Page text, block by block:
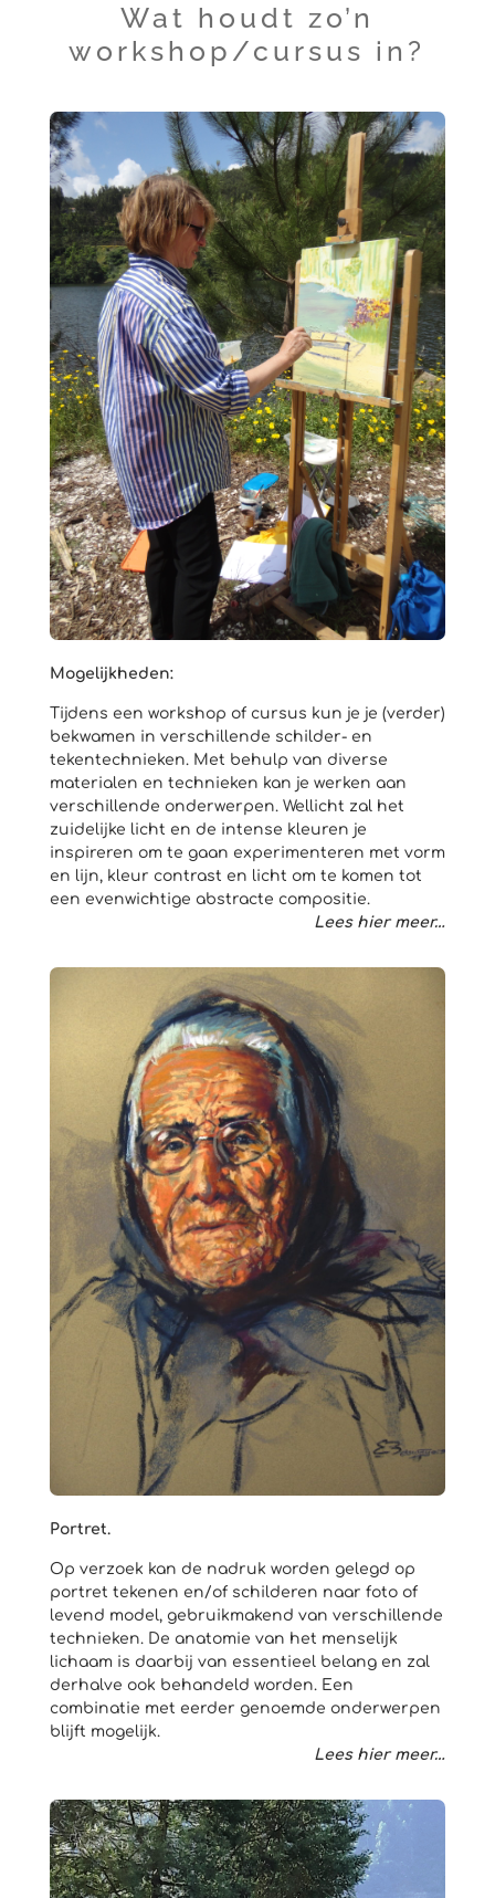
Wat houdt zo’n
workshop/cursus in?
Mogelijkheden:
Tijdens een workshop of cursus kun je je (verder)
bekwamen in verschillende schilder- en
tekentechnieken. Met behulp van diverse
materialen en technieken kan je werken aan
verschillende onderwerpen. Wellicht zal het
zuidelijke licht en de intense kleuren je
inspireren om te gaan experimenteren met vorm
en lijn, kleur contrast en licht om te komen tot
een evenwichtige abstracte compositie.
Lees hier meer…
Portret.
Op verzoek kan de nadruk worden gelegd op
portret tekenen en/of schilderen naar foto of
levend model, gebruikmakend van verschillende
technieken. De anatomie van het menselijk
lichaam is daarbij van essentieel belang en zal
derhalve ook behandeld worden. Een
combinatie met eerder genoemde onderwerpen
blijft mogelijk.
Lees hier meer…